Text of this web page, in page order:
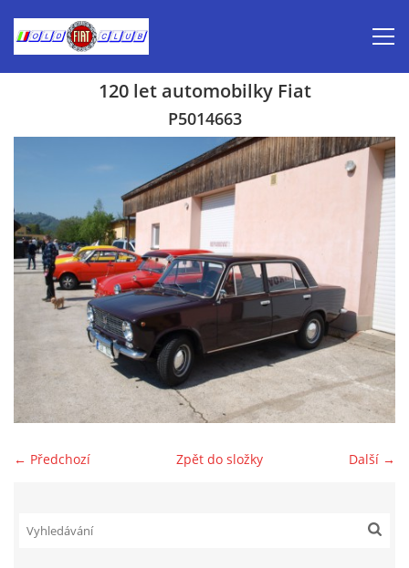
Inzerce prodej
Aktuálně-pozvánky
Kalendář veteránských akcí 2026
Prvomájová jízda 2026
Old Fiat Club historie
120 let automobilky Fiat
P5014663
← Předchozí Další →
Zpět do složky